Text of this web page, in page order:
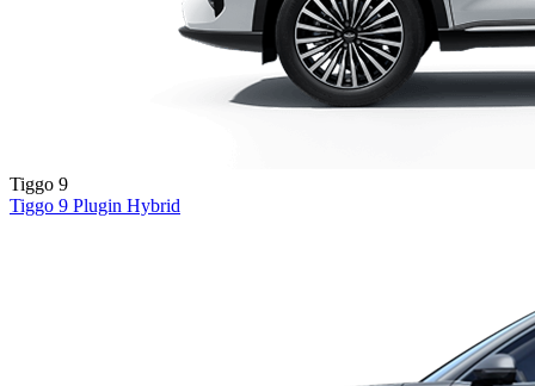
Tiggo 9
Tiggo 9 Plugin Hybrid